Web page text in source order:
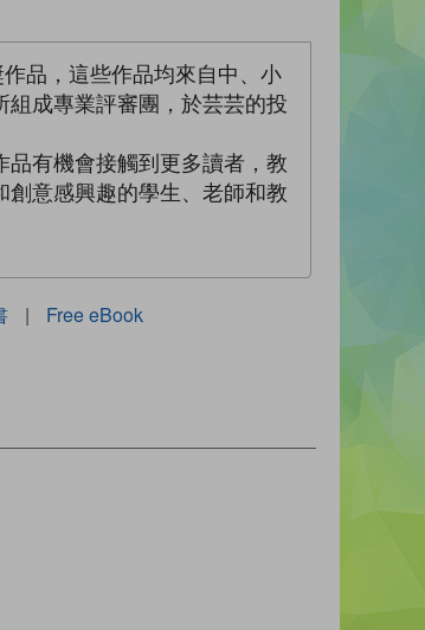
品，這些作品均來自中、小
成專業評審團，於芸芸的投
有機會接觸到更多讀者，教
意感興趣的學生、老師和教
| Free eBook